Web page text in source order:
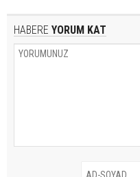
HABERE YORUM KAT